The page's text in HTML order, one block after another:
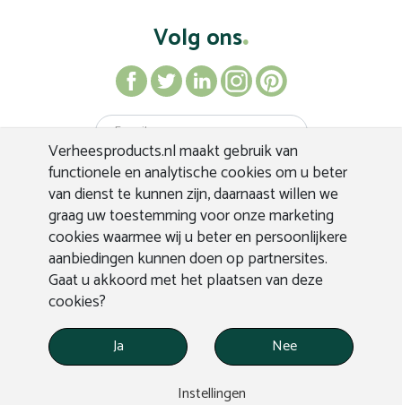
Verheesproducts.nl maakt gebruik van
functionele en analytische cookies om u beter
van dienst te kunnen zijn, daarnaast willen we
graag uw toestemming voor onze marketing
cookies waarmee wij u beter en persoonlijkere
aanbiedingen kunnen doen op partnersites.
Gaat u akkoord met het plaatsen van deze
cookies?
Ja
Nee
Instellingen
Volg ons
Inschrijven
WEBDESIGN APPLEPIE© VERHEES PRODUCTS